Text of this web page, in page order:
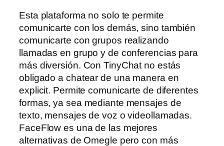
Esta plataforma no solo te permite
comunicarte con los demás, sino también
comunicarte con grupos realizando
llamadas en grupo y de conferencias para
más diversión. Con TinyChat no estás
obligado a chatear de una manera en
explicit. Permite comunicarte de diferentes
formas, ya sea mediante mensajes de
texto, mensajes de voz o videollamadas.
FaceFlow es una de las mejores
alternativas de Omegle pero con más